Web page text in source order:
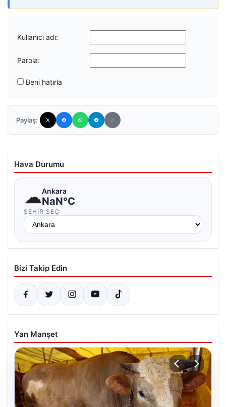
Kullanıcı adı:
Parola:
Beni hatırla
Paylaş:
Hava Durumu
☁Ankara
NaN°C
ŞEHIR SEÇ
Bizi Takip Edin
Yan Manşet